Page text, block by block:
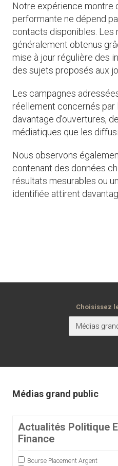
Notre expérience montre
performante ne dépend
contacts disponibles. Les
généralement obtenus
mise à jour régulière des
des sujets proposés aux
Les campagnes
réellement concernés
davantage d’ouvertures,
médiatiques que les
Nous observons
contenant des données
résultats mesurables ou
identifiée attirent
Choisissez
Médias
Médias grand public
Actualités Politique
Finance
Bourse Placement Argent